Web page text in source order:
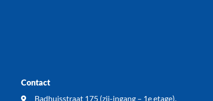
Contact
Badhuisstraat 175 (zij-ingang – 1e etage).